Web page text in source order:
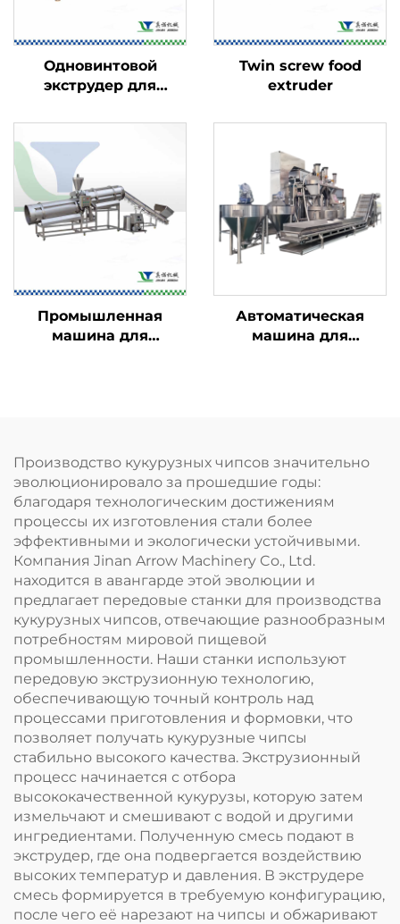
Одновинтовой
экструдер для
Twin screw food
extruder
Промышленная
машина для
Автоматическая
машина для
Производство кукурузных чипсов значительно
эволюционировало за прошедшие годы:
благодаря технологическим достижениям
процессы их изготовления стали более
эффективными и экологически устойчивыми.
Компания Jinan Arrow Machinery Co., Ltd.
находится в авангарде этой эволюции и
предлагает передовые станки для производства
кукурузных чипсов, отвечающие разнообразным
потребностям мировой пищевой
промышленности. Наши станки используют
передовую экструзионную технологию,
обеспечивающую точный контроль над
процессами приготовления и формовки, что
позволяет получать кукурузные чипсы
стабильно высокого качества. Экструзионный
процесс начинается с отбора
высококачественной кукурузы, которую затем
измельчают и смешивают с водой и другими
ингредиентами. Полученную смесь подают в
экструдер, где она подвергается воздействию
высоких температур и давления. В экструдере
смесь формируется в требуемую конфигурацию,
после чего её нарезают на чипсы и обжаривают